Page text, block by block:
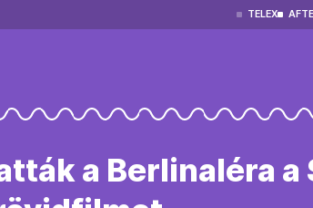
TELEX
a Berlinaléra